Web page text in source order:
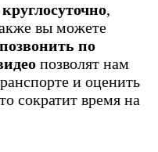
,
вы можете
позвонить по
позволят нам
и оценить
сократит время на